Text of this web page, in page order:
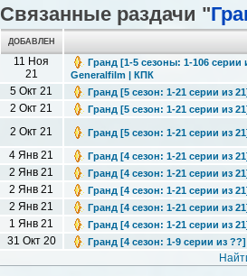
Связанные раздачи "
ДОБАВЛЕН
11 Ноя
21
Гранд [1-5 сезоны: 1-106
Generalfilm | КПК
5 Окт 21 Гранд [5 сезон: 1-21 серии из
2 Окт 21 Гранд [5 сезон: 1-21 серии из
2 Окт 21 Гранд [5 сезон: 1-21 серии из
4 Янв 21 Гранд [4 сезон: 1-21 серии из
2 Янв 21 Гранд [4 сезон: 1-21 серии из
2 Янв 21 Гранд [4 сезон: 1-21 серии из
2 Янв 21 Гранд [4 сезон: 1-21 серии из
1 Янв 21 Гранд [4 сезон: 1-21 серии из
31 Окт 20 Гранд [4 сезон: 1-9 серии из